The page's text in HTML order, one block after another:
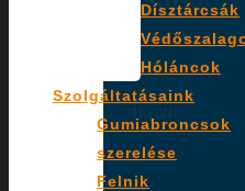
Dísztárcsák
Hóláncok
Szolgáltatásaink
Gumiabroncsok
szerelése
Felnik